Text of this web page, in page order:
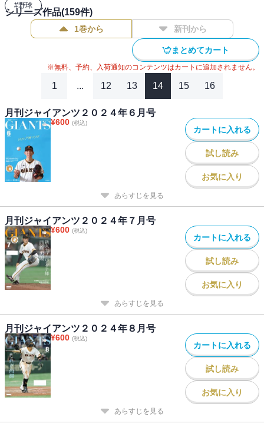
#野球
シリーズ作品(159件)
1巻から 新刊から
まとめてカート
※無料、予約、入荷通知のコンテンツはカートに追加されません。
1 ... 12 13 14 15 16
月刊ジャイアンツ２０２４年６月号
¥600 (税込)
カートに入れる
試し読み
お気に入り
あらすじを見る
月刊ジャイアンツ２０２４年７月号
¥600 (税込)
カートに入れる
試し読み
お気に入り
あらすじを見る
月刊ジャイアンツ２０２４年８月号
¥600 (税込)
カートに入れる
試し読み
お気に入り
あらすじを見る